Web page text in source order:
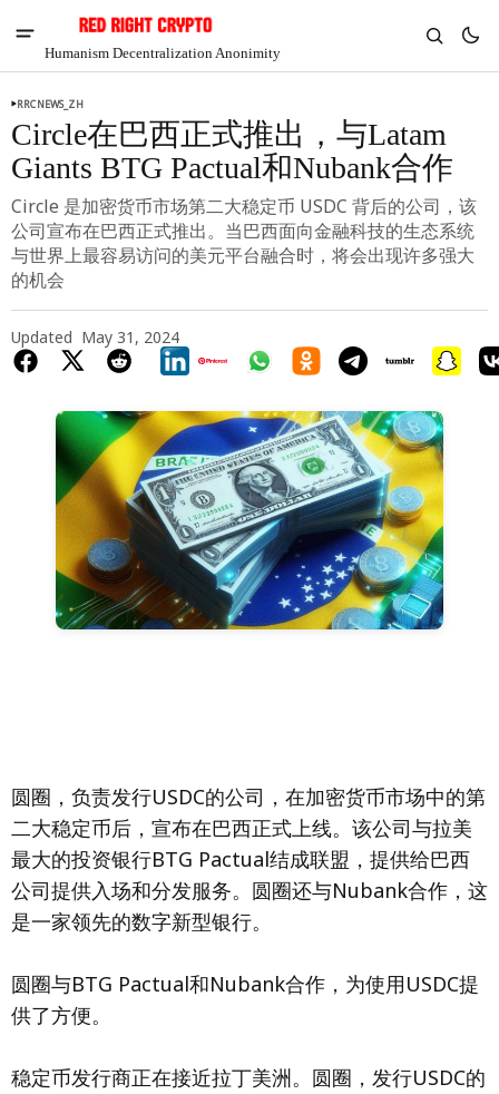
Humanism Decentralization Anonimity
$1.36
-3.94%
RRCNEWS_ZH
Circle在巴西正式推出，与Latam
Giants BTG Pactual和Nubank合作
Circle 是加密货币市场第二大稳定币 USDC 背后的公司，该
公司宣布在巴西正式推出。当巴西面向金融科技的生态系统
与世界上最容易访问的美元平台融合时，将会出现许多强大
的机会
Updated May 31, 2024
圆圈，负责发行USDC的公司，在加密货币市场中的第
二大稳定币后，宣布在巴西正式上线。该公司与拉美
最大的投资银行BTG Pactual结成联盟，提供给巴西
公司提供入场和分发服务。圆圈还与Nubank合作，这
是一家领先的数字新型银行。
圆圈与BTG Pactual和Nubank合作，为使用USDC提
供了方便。
稳定币发行商正在接近拉丁美洲。圆圈，发行USDC的